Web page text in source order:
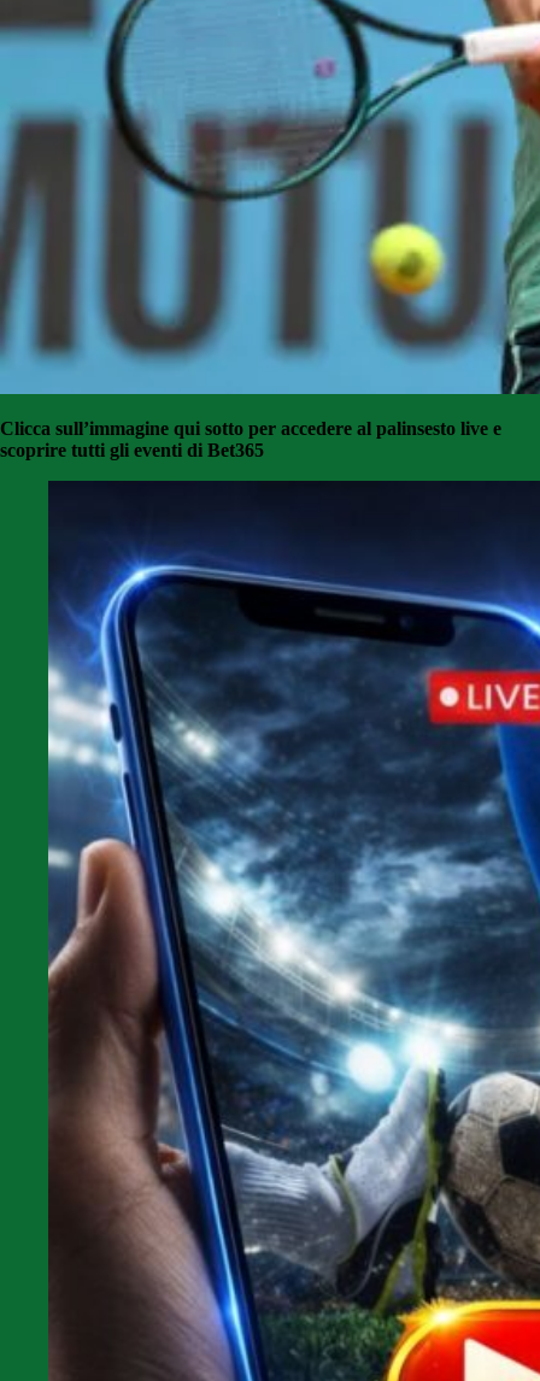
Clicca sull’immagine qui sotto per accedere al palinsesto live e
scoprire tutti gli eventi di Bet365